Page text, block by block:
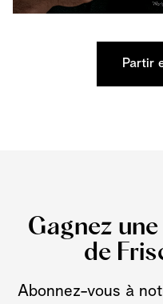
Partir
Gagnez
de
Abonnez-vous à